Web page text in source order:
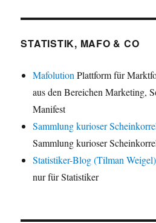
STATISTIK, MAFO & CO
Mafolution Plattform für
aus den Bereichen Marketing,
Manifest
Sammlung kurioser
Sammlung kurioser
Statistiker-Blog (Tilman Weigel)
nur für Statistiker